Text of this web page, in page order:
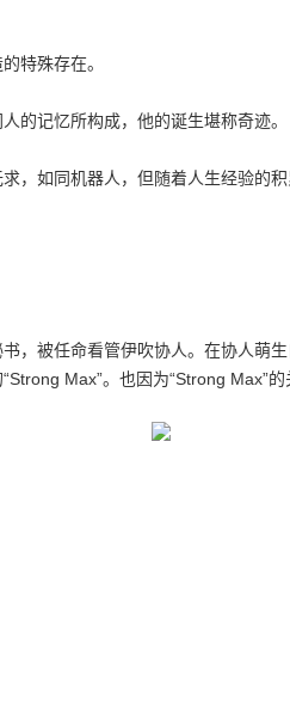
特殊存在。
的记忆所构成，他的诞生堪称奇迹。
，如同机器人，但随着人生经验的
，被任命看管伊吹协人。在协人萌
Max”。也因为“Strong Max”